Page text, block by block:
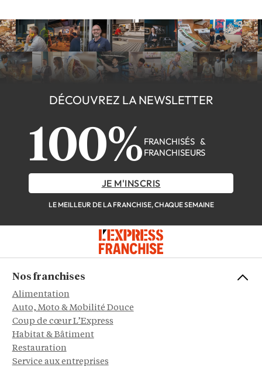
DÉCOUVREZ LA NEWSLETTER
100% FRANCHISÉS &
FRANCHISEURS
JE M'INSCRIS
LE MEILLEUR DE LA FRANCHISE, CHAQUE SEMAINE
Nos franchises
Alimentation
Auto, Moto & Mobilité Douce
Coup de cœur L’Express
Habitat & Bâtiment
Restauration
Service aux entreprises